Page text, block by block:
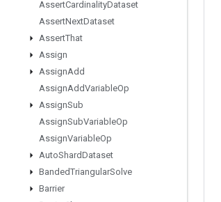
AssertCardinalityDataset
AssertNextDataset
AssertThat
Assign
AssignAdd
AssignAddVariableOp
AssignSub
AssignSubVariableOp
AssignVariableOp
AutoShardDataset
BandedTriangularSolve
Barrier